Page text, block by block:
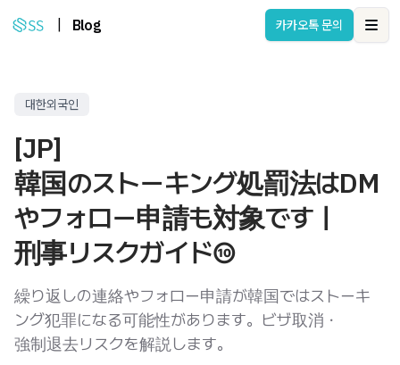
Blog 카카오톡 문의
대한외국인
[JP]
韓国のストーキング処罰法はDM
やフォロー申請も対象です｜
刑事リスクガイド⑩
繰り返しの連絡やフォロー申請が韓国ではストーキ
ング犯罪になる可能性があります。ビザ取消・
強制退去リスクを解説します。